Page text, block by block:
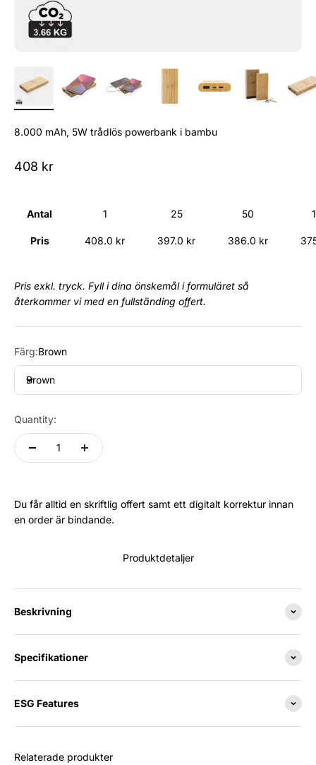
8.000 mAh, 5W trådlös powerbank i bambu
Sale price
408 kr
Antal
Pris
1
408.0 kr
25
397.0 kr
50
386.0 kr
Pris exkl. tryck. Fyll i dina önskemål i formuläret så
återkommer vi med en fullständing offert.
Färg:Brown
Brown
Quantity:
Du får alltid en skriftlig offert samt ett digitalt korrektur innan
en order är bindande.
Produktdetaljer
Beskrivning
Specifikationer
ESG Features
Relaterade produkter